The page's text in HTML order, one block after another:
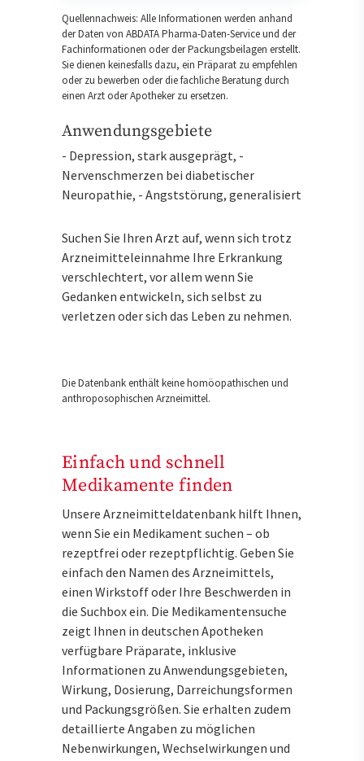
Quellennachweis: Alle Informationen werden anhand
der Daten von ABDATA Pharma-Daten-Service und der
Fachinformationen oder der Packungsbeilagen erstellt.
Sie dienen keinesfalls dazu, ein Präparat zu empfehlen
oder zu bewerben oder die fachliche Beratung durch
einen Arzt oder Apotheker zu ersetzen.
Anwendungsgebiete
- Depression, stark ausgeprägt, -
Nervenschmerzen bei diabetischer
Neuropathie, - Angststörung, generalisiert
Suchen Sie Ihren Arzt auf, wenn sich trotz
Arzneimitteleinnahme Ihre Erkrankung
verschlechtert, vor allem wenn Sie
Gedanken entwickeln, sich selbst zu
verletzen oder sich das Leben zu nehmen.
Die Datenbank enthält keine homöopathischen und
anthroposophischen Arzneimittel.
Einfach und schnell
Medikamente finden
Unsere Arzneimitteldatenbank hilft Ihnen,
wenn Sie ein Medikament suchen – ob
rezeptfrei oder rezeptpflichtig. Geben Sie
einfach den Namen des Arzneimittels,
einen Wirkstoff oder Ihre Beschwerden in
die Suchbox ein. Die Medikamentensuche
zeigt Ihnen in deutschen Apotheken
verfügbare Präparate, inklusive
Informationen zu Anwendungsgebieten,
Wirkung, Dosierung, Darreichungsformen
und Packungsgrößen. Sie erhalten zudem
detaillierte Angaben zu möglichen
Nebenwirkungen, Wechselwirkungen und